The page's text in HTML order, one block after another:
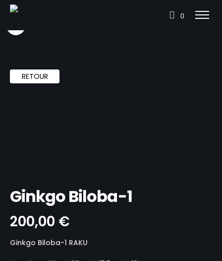
0
RETOUR
Ginkgo Biloba-1
200,00 €
Ginkgo Biloba-1 RAKU